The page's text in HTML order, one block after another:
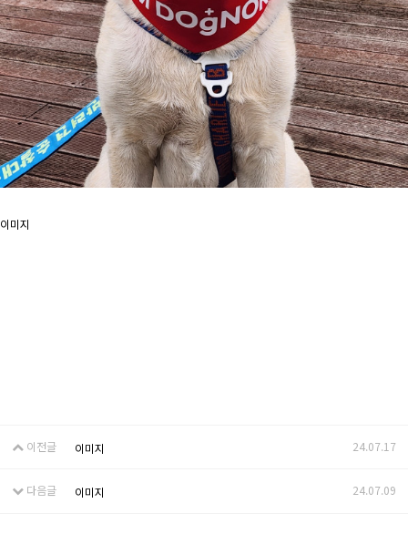
이미지
이전글 이미지 24.07.17
다음글 이미지 24.07.09